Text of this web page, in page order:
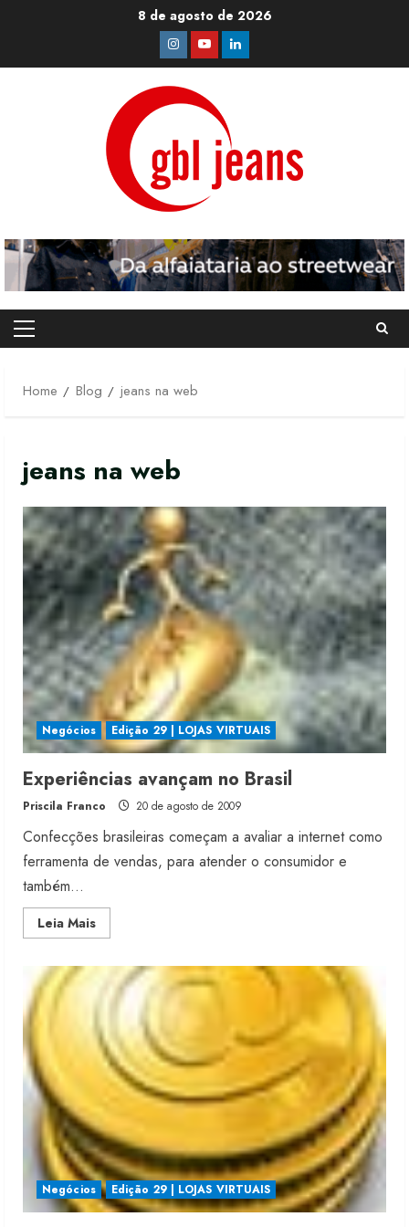
8 de agosto de 2026
Instagram
YoutubeLinkedin
Primary
Home
Blog jeans na web
jeans na web
Negócios Edição 29 | LOJAS VIRTUAIS
Experiências avançam no Brasil
Priscila Franco 20 de agosto de 2009
Confecções brasileiras começam a avaliar a internet como
ferramenta de vendas, para atender o consumidor e
também...
Leia MaisRead
more
avançam
Brasil
Negócios Edição 29 | LOJAS VIRTUAIS
Moda vende US$63,7 bilhões em